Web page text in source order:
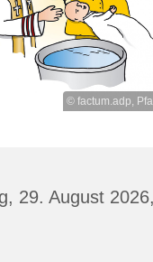
© factum.adp,
29. August